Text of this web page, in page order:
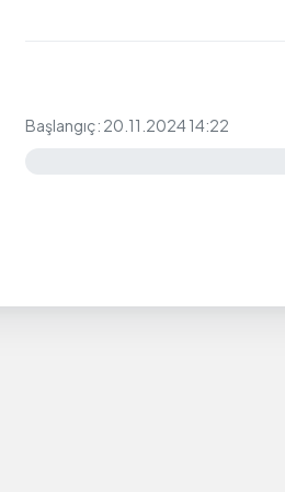
Başlangıç: 20.11.2024 14:22